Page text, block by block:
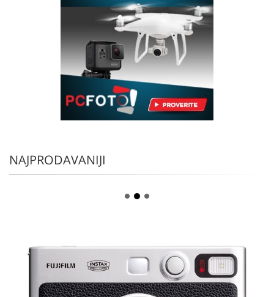
NAJPRODAVANIJI